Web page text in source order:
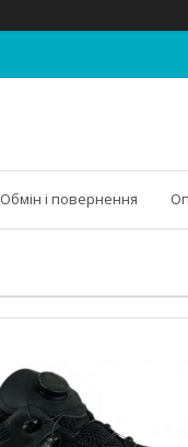
Обмін і повернення